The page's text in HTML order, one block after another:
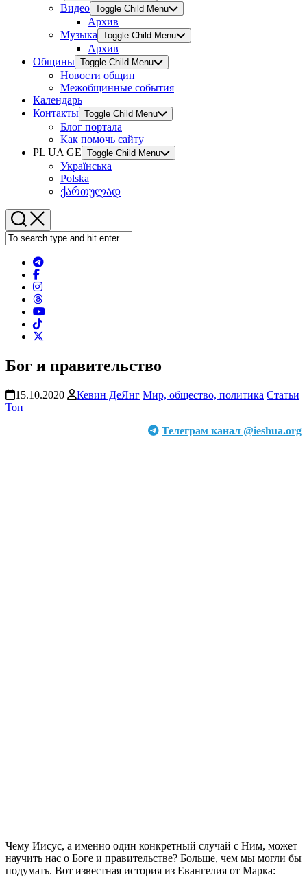
Видео Toggle Child Menu
Архив
Музыка Toggle Child Menu
Архив
Общины Toggle Child Menu
Новости общин
Межобщинные события
Календарь
Контакты Toggle Child Menu
Блог портала
Как помочь сайту
PL UA GE Toggle Child Menu
Українська
Polska
ქართულად
Бог и правительство
15.10.2020 Кевин ДеЯнг Мир, общество, политика Статьи
Топ
Телеграм канал @ieshua.org
Чему Иисус, а именно один конкретный случай с Ним, может
научить нас о Боге и правительстве? Больше, чем мы могли бы
подумать. Вот известная история из Евангелия от Марка: